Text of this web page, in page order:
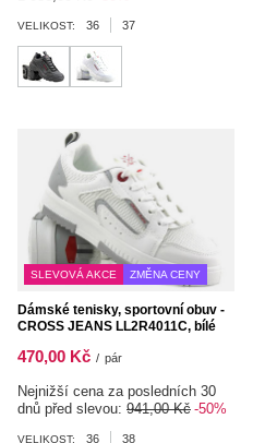
VELIKOST: 36 37
SLEVOVÁ AKCE ZMĚNA CENY
Dámské tenisky, sportovní obuv -
CROSS JEANS LL2R4011C, bílé
470,00 Kč / pár
Nejnižší cena za posledních 30
dnů před slevou: 941,00 Kč -50%
VELIKOST: 36 38